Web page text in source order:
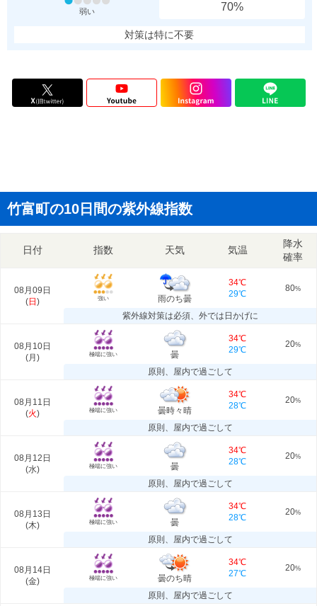
弱い
70%
対策は特に不要
竹富町の10日間の紫外線指数
日付 指数 天気 気温
降水
確率
08月09日
(日 ) 強い 雨のち曇
34℃
29℃
80%
紫外線対策は必須、外では日かげに
08月10日
(月 ) 極端に強い 曇
34℃
29℃
20%
原則、屋内で過ごして
08月11日
(火) 極端に強い 曇時々晴
34℃
28℃
20%
原則、屋内で過ごして
08月12日
(水) 極端に強い 曇
34℃
28℃
20%
原則、屋内で過ごして
08月13日
(木) 極端に強い 曇
34℃
28℃
20%
原則、屋内で過ごして
08月14日
(金) 極端に強い 曇のち晴
34℃
27℃
20%
原則、屋内で過ごして